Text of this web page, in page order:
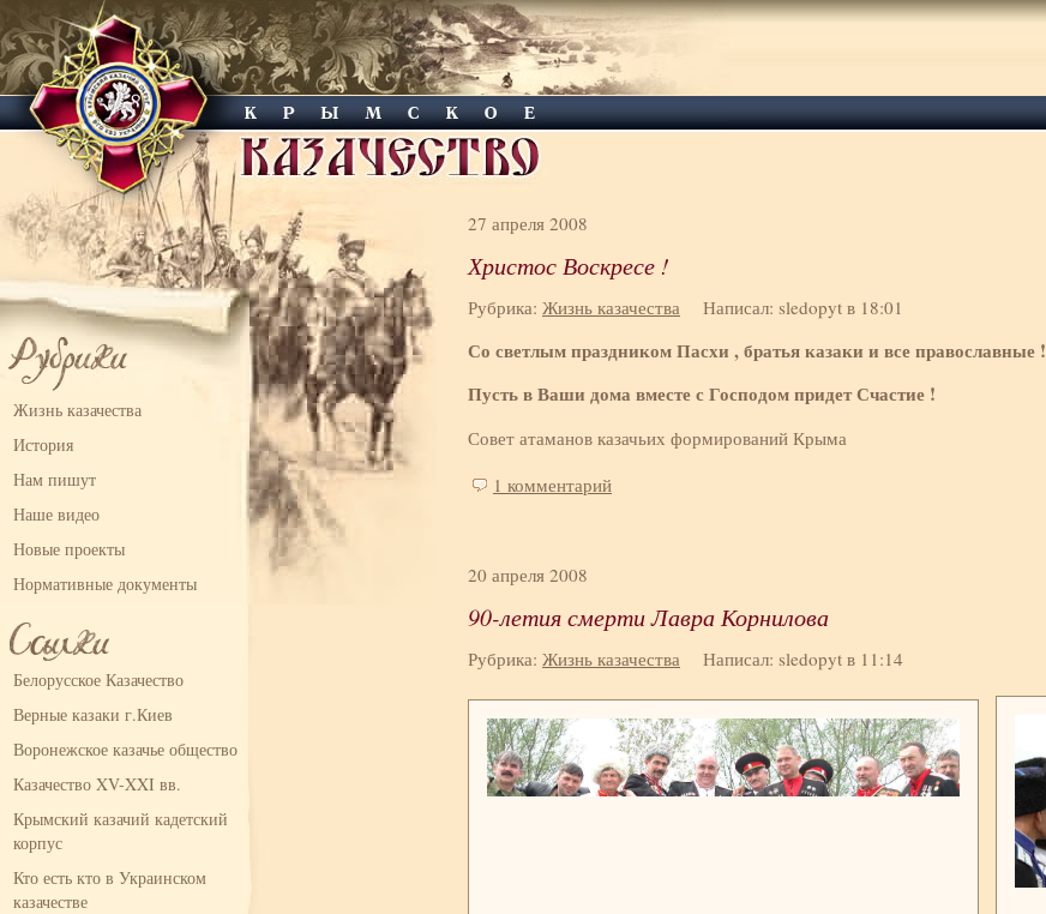
Жизнь казачества
История
Нам пишут
Наше видео
Новые проекты
Нормативные документы
Белорусское Казачество
Верные казаки г.Киев
Воронежское казачье общество
Казачество XV-XXI вв.
Крымский казачий кадетский
корпус
Кто есть кто в Украинском
казачестве
27 апреля 2008
Христос Воскресе !
Рубрика: Жизнь казачества Написал: sledopyt в 18:01
Со светлым праздником Пасхи , братья казаки и все православные !
Пусть в Ваши дома вместе с Господом придет Счастие !
Совет атаманов казачьих формирований Крыма
1 комментарий
20 апреля 2008
90-летия смерти Лавра Корнилова
Рубрика: Жизнь казачества Написал: sledopyt в 11:14